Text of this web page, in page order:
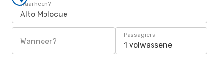
Waarheen?
Alto Molocue
Wanneer?
Passagiers
1 volwassene